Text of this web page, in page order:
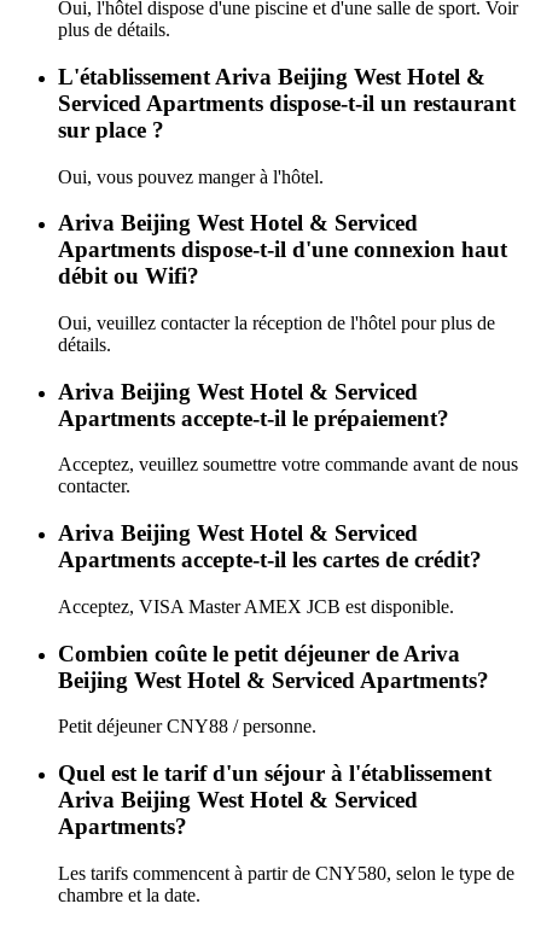
Oui, l'hôtel dispose d'une piscine et d'une salle de sport. Voir
plus de détails.
L'établissement Ariva Beijing West Hotel &
Serviced Apartments dispose-t-il un restaurant
sur place ?
Oui, vous pouvez manger à l'hôtel.
Ariva Beijing West Hotel & Serviced
Apartments dispose-t-il d'une connexion haut
débit ou Wifi?
Oui, veuillez contacter la réception de l'hôtel pour plus de
détails.
Ariva Beijing West Hotel & Serviced
Apartments accepte-t-il le prépaiement?
Acceptez, veuillez soumettre votre commande avant de nous
contacter.
Ariva Beijing West Hotel & Serviced
Apartments accepte-t-il les cartes de crédit?
Acceptez, VISA Master AMEX JCB est disponible.
Combien coûte le petit déjeuner de Ariva
Beijing West Hotel & Serviced Apartments?
Petit déjeuner CNY88 / personne.
Quel est le tarif d'un séjour à l'établissement
Ariva Beijing West Hotel & Serviced
Apartments?
Les tarifs commencent à partir de CNY580, selon le type de
chambre et la date.